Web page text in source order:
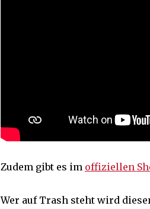
Zudem gibt es im offiziellen
Wer auf Trash steht wird